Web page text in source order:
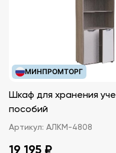
МИНПРОМТОРГ
Шкаф для хранения
пособий
Артикул: АЛКМ-4808
19 195 ₽